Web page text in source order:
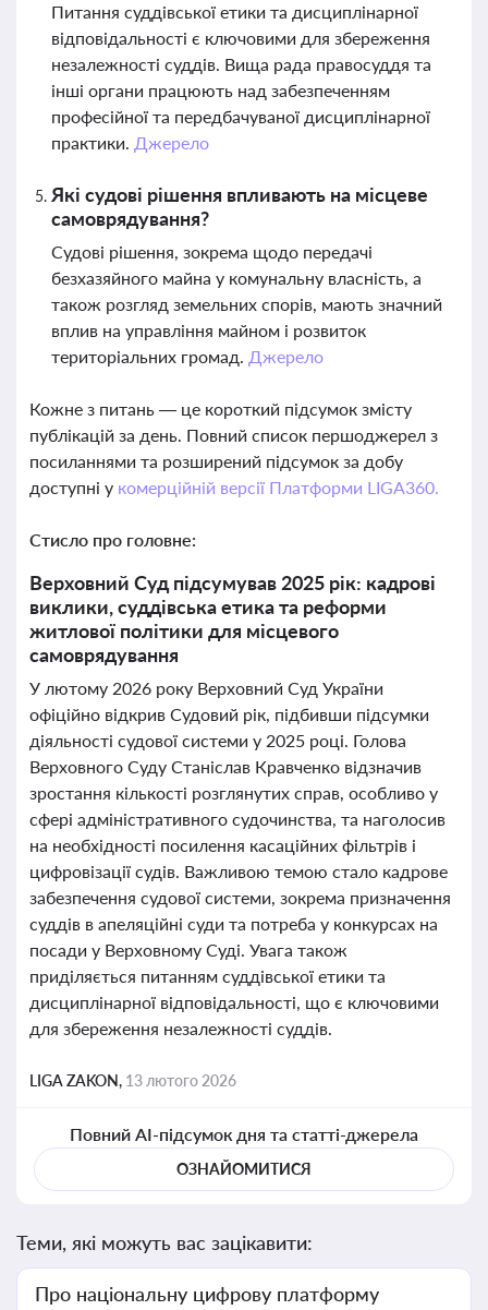
Питання суддівської етики та дисциплінарної
відповідальності є ключовими для збереження
незалежності суддів. Вища рада правосуддя та
інші органи працюють над забезпеченням
професійної та передбачуваної дисциплінарної
практики. Джерело
Які судові рішення впливають на місцеве
самоврядування?
Судові рішення, зокрема щодо передачі
безхазяйного майна у комунальну власність, а
також розгляд земельних спорів, мають значний
вплив на управління майном і розвиток
територіальних громад. Джерело
Кожне з питань — це короткий підсумок змісту
публікацій за день. Повний список першоджерел з
посиланнями та розширений підсумок за добу
доступні у комерційній версії Платформи LIGA360.
Стисло про головне:
Верховний Суд підсумував 2025 рік: кадрові
виклики, суддівська етика та реформи
житлової політики для місцевого
самоврядування
У лютому 2026 року Верховний Суд України
офіційно відкрив Судовий рік, підбивши підсумки
діяльності судової системи у 2025 році. Голова
Верховного Суду Станіслав Кравченко відзначив
зростання кількості розглянутих справ, особливо у
сфері адміністративного судочинства, та наголосив
на необхідності посилення касаційних фільтрів і
цифровізації судів. Важливою темою стало кадрове
забезпечення судової системи, зокрема призначення
суддів в апеляційні суди та потреба у конкурсах на
посади у Верховному Суді. Увага також
приділяється питанням суддівської етики та
дисциплінарної відповідальності, що є ключовими
для збереження незалежності суддів.
LIGA ZAKON, 13 лютого 2026
Повний AI-підсумок дня та статті-джерела
ОЗНАЙОМИТИСЯ
Теми, які можуть вас зацікавити:
Про національну цифрову платформу